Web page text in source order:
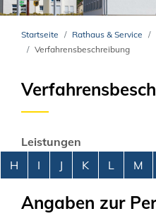
Startseite Rathaus & Service
Verfahrensbeschreibung
Leistungen
Alphabetisches Register
H I J K L M
Angaben zur